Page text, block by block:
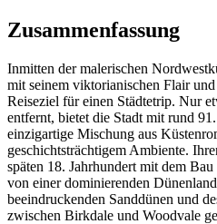
Zusammenfassung
Inmitten der malerischen
mit seinem viktorianischen Flair
Reiseziel für einen Städtetrip. Nur
entfernt, bietet die Stadt mit rund
einzigartige Mischung aus
geschichtsträchtigem Ambiente.
späten 18. Jahrhundert mit dem
von einer dominierenden
beeindruckenden Sanddünen und
zwischen Birkdale und Woodvale